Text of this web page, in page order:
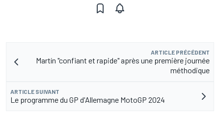
ARTICLE PRÉCÉDENT
Martín "confiant et rapide" après une première journée
méthodique
ARTICLE SUIVANT
Le programme du GP d'Allemagne MotoGP 2024